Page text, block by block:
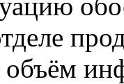
объём